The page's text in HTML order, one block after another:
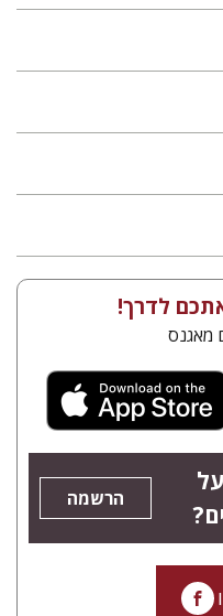
לדרך!
מאגנס
הרשמה